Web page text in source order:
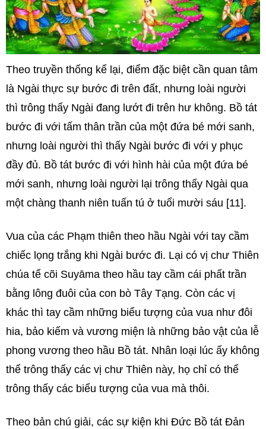
Theo truyền thống kể lại, điểm đặc biệt cần quan tâm
là Ngài thực sự bước đi trên đất, nhưng loài người
thì trông thấy Ngài đang lướt đi trên hư không. Bồ tát
bước đi với tấm thân trần của một đứa bé mới sanh,
nhưng loài người thì thấy Ngài bước đi với y phục
đầy đủ. Bồ tát bước đi với hình hài của một đứa bé
mới sanh, nhưng loài người lại trông thấy Ngài qua
một chàng thanh niên tuấn tú ở tuổi mười sáu [11].
Vua của các Phạm thiên theo hầu Ngài với tay cầm
chiếc lọng trắng khi Ngài bước đi. Lại có vị chư Thiên
chúa tể cõi Suyāma theo hầu tay cầm cái phất trần
bằng lông đuôi của con bò Tây Tạng. Còn các vị
khác thì tay cầm những biểu tượng của vua như đôi
hia, bảo kiếm và vương miện là những bảo vật của lễ
phong vương theo hầu Bồ tát. Nhân loại lúc ấy không
thể trông thấy các vị chư Thiên này, họ chỉ có thể
trông thấy các biểu tượng của vua mà thôi.
Theo bản chú giải, các sự kiện khi Đức Bồ tát Đản